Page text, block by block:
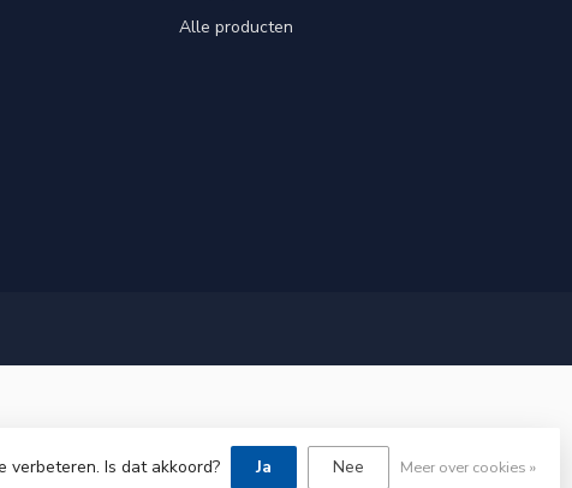
Alle producten
verbeteren. Is dat akkoord? Ja Nee Meer over cookies »